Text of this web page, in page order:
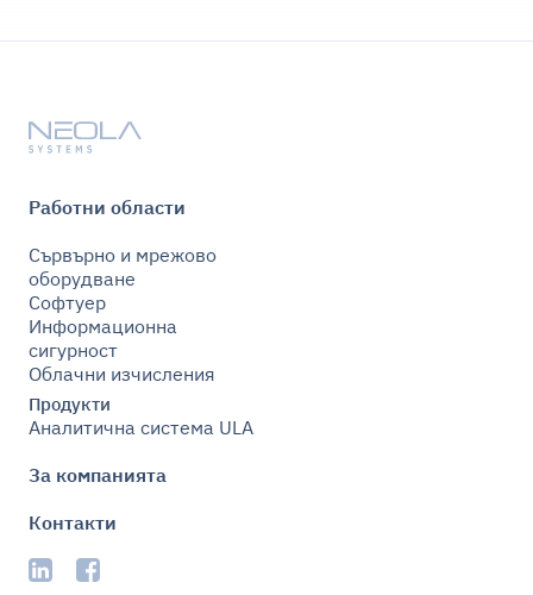
Работни области
Сървърно и мрежово
оборудване
Софтуер
Информационна
сигурност
Облачни изчисления
Продукти
Аналитична система ULA
За компанията
Контакти